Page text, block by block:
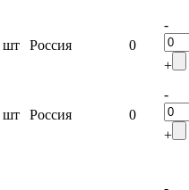
шт Россия 0
-
+
шт Россия 0
-
+